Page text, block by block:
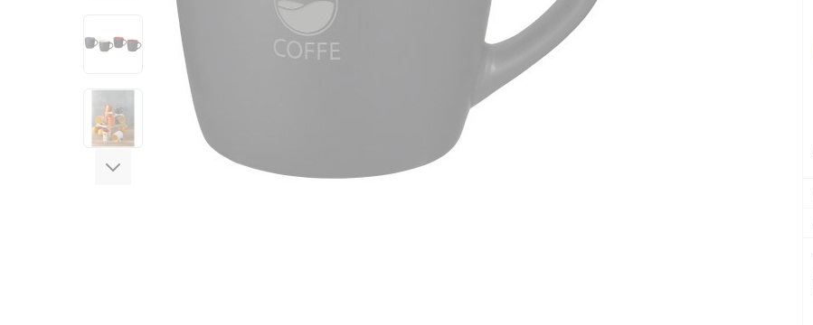
View larger image
View larger image
View larger image